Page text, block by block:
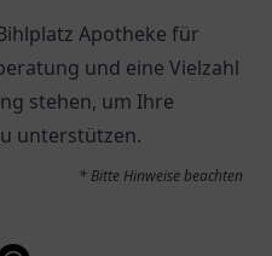
Apotheke für
und eine Vielzahl
stehen, um Ihre
unterstützen.
* Bitte Hinweise beachten